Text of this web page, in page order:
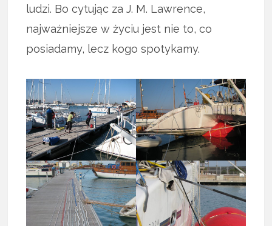
ludzi. Bo cytując za J. M. Lawrence,
najważniejsze w życiu jest nie to, co
posiadamy, lecz kogo spotykamy.